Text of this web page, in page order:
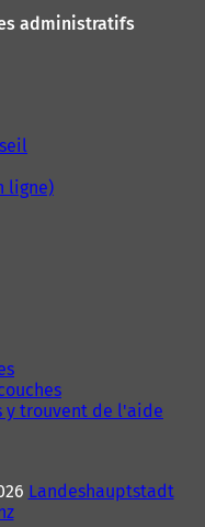
administratifs
ligne)
y trouvent de l'aide
Landeshauptstadt